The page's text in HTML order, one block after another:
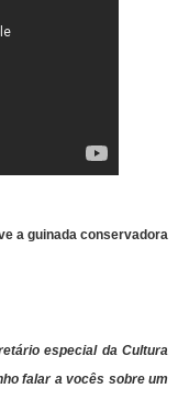
a guinada conservadora
especial da Cultura
falar a vocês sobre um